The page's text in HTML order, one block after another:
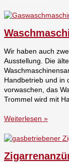
Wir haben auch
Ausstellung. Die
Handbetrieb und in
vorwaschen, das
Trommel wird mit
Weiterlesen »